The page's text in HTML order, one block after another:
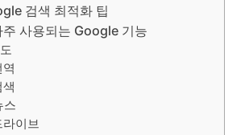
검색 최적화 팁
주 사용되는 Google 기능
스
라이브